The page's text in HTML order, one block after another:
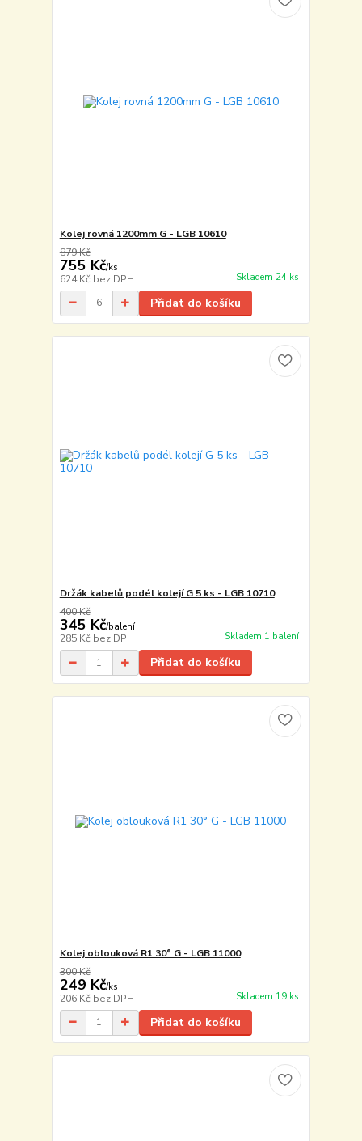
Kolej rovná 1200mm G - LGB 10610
879 Kč
755 Kč/ks
624 Kč bez DPH Skladem 24 ks
Přidat do košíku
Držák kabelů podél kolejí G 5 ks - LGB 10710
400 Kč
345 Kč/balení
285 Kč bez DPH Skladem 1 balení
Přidat do košíku
Kolej oblouková R1 30° G - LGB 11000
300 Kč
249 Kč/ks
206 Kč bez DPH Skladem 19 ks
Přidat do košíku